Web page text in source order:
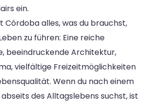
ein.
Córdoba alles, was du brauchst,
zu führen: Eine reiche
beeindruckende Architektur,
vielfältige Freizeitmöglichkeiten
Wenn du nach einem
des Alltagslebens suchst, ist